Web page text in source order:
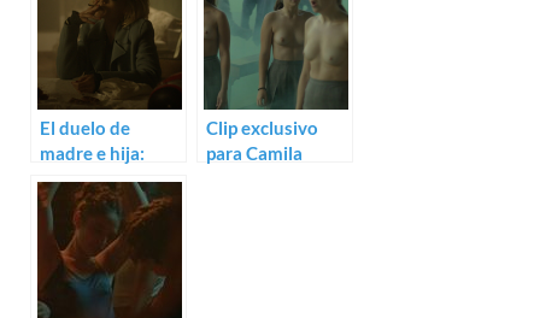
El duelo de
madre e hija:
Trailer para Julia
y el zorro
Clip exclusivo
para Camila